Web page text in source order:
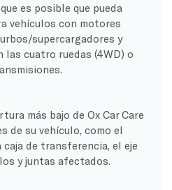
es posible que pueda
vehículos con motores
supercargadores y
cuatro ruedas (4WD) o
.
más bajo de Ox Car Care
de su vehículo, como el
de transferencia, el eje
y juntas afectados.